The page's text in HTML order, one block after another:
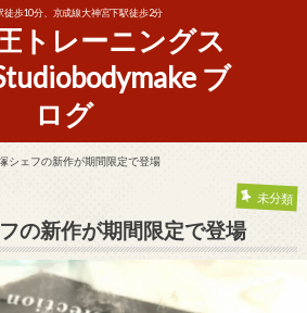
徒歩10分、京成線大神宮下駅徒歩2分
トレーニングス
ブ
ログ
シェフの新作が期間限定で登場
未分類
の新作が期間限定で登場